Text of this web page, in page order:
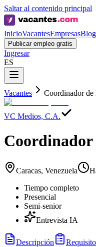
Saltar al contenido principal
InicioVacantesEmpresasBlog
Publicar empleo gratis
Ingresar
ES
Vacantes Coordinador
VC Medios, C.A.
Caracas, Venezuela
Tiempo completo
Presencial
Semi-senior
Entrevista IA
Descripción